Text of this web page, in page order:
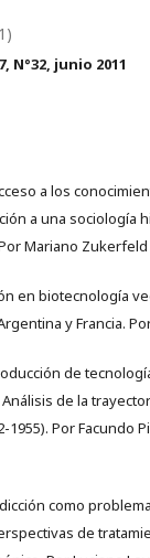
N°32, junio 2011
a los
a una sociología
Mariano Zukerfeld
en biotecnología
y Francia.
de
de la
1955). Por Facundo
como
de